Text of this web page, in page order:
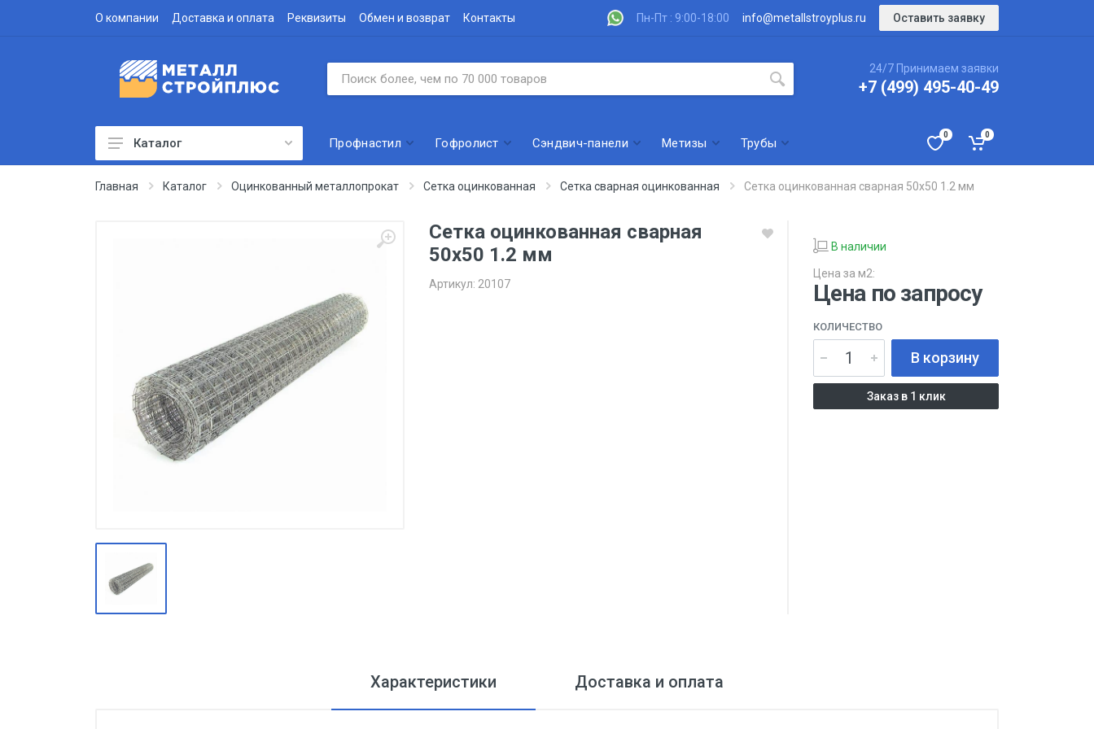
О компании Доставка и оплата Реквизиты Обмен и возврат Контакты Пн-Пт : 9:00-18:00 info@metallstroyplus.ru Оставить заявку
24/7 Принимаем заявки
+7 (499) 495-40-49
Профнастил
Производство
Штакетник
Черный металлопрокат
метизы
Оцинкованный металлопрокат
Каталог Профнастил Гофролист Сэндвич-панели Метизы Трубы
0 0
Главная Каталог Оцинкованный металлопрокат Сетка оцинкованная Сетка сварная оцинкованная Сетка оцинкованная сварная 50х50 1.2 мм
Сетка оцинкованная сварная
50х50 1.2 мм
Артикул: 20107
В наличии
Цена за м2:
Цена по запросу
КОЛИЧЕСТВО
В корзину
Заказ в 1 клик
Характеристики Доставка и оплата